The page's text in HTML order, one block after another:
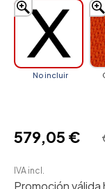
No incluir
579,05 €
IVA incl.
Promoción